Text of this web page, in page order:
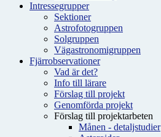
Intressegrupper
Sektioner
Astrofotogruppen
Solgruppen
Vägastronomigruppen
Fjärrobservationer
Vad är det?
Info till lärare
Förslag till projekt
Genomförda projekt
Förslag till projektarbeten
Månen - detaljstudier